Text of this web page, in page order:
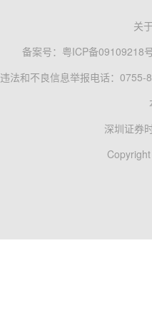
关
备案号： 粤ICP备09109218
违法和不良信息举报电话：0755-
深圳证券